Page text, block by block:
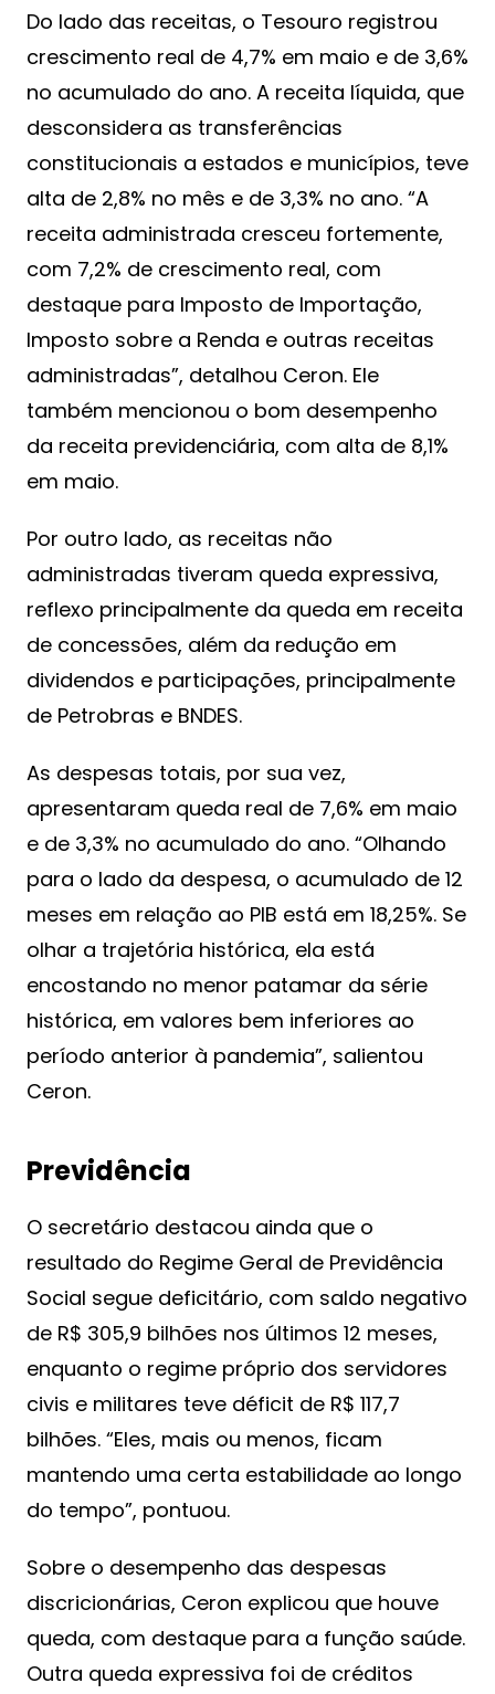
Do lado das receitas, o Tesouro registrou
crescimento real de 4,7% em maio e de 3,6%
no acumulado do ano. A receita líquida, que
desconsidera as transferências
constitucionais a estados e municípios, teve
alta de 2,8% no mês e de 3,3% no ano. “A
receita administrada cresceu fortemente,
com 7,2% de crescimento real, com
destaque para Imposto de Importação,
Imposto sobre a Renda e outras receitas
administradas”, detalhou Ceron. Ele
também mencionou o bom desempenho
da receita previdenciária, com alta de 8,1%
em maio.
Por outro lado, as receitas não
administradas tiveram queda expressiva,
reflexo principalmente da queda em receita
de concessões, além da redução em
dividendos e participações, principalmente
de Petrobras e BNDES.
As despesas totais, por sua vez,
apresentaram queda real de 7,6% em maio
e de 3,3% no acumulado do ano. “Olhando
para o lado da despesa, o acumulado de 12
meses em relação ao PIB está em 18,25%. Se
olhar a trajetória histórica, ela está
encostando no menor patamar da série
histórica, em valores bem inferiores ao
período anterior à pandemia”, salientou
Ceron.
Previdência
O secretário destacou ainda que o
resultado do Regime Geral de Previdência
Social segue deficitário, com saldo negativo
de R$ 305,9 bilhões nos últimos 12 meses,
enquanto o regime próprio dos servidores
civis e militares teve déficit de R$ 117,7
bilhões. “Eles, mais ou menos, ficam
mantendo uma certa estabilidade ao longo
do tempo”, pontuou.
Sobre o desempenho das despesas
discricionárias, Ceron explicou que houve
queda, com destaque para a função saúde.
Outra queda expressiva foi de créditos